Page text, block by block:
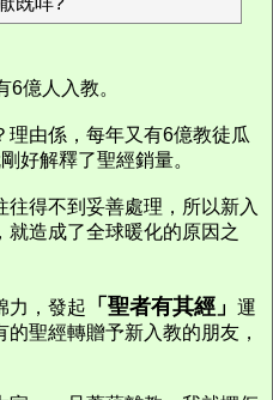
億人入教。
理由係，每年又有6億教徒瓜
好解釋了聖經銷量。
得不到妥善處理，所以新入
造成了全球暖化的原因之
力，發起 「聖者有其經」 運
聖經轉贈予新入教的朋友，